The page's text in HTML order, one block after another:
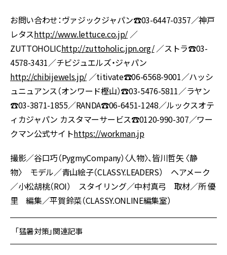
お問い合わせ：ヴァジックジャパン☎︎03-6447-0357／神戸
レタスhttp://www.lettuce.co.jp/ ／
ZUTTOHOLIChttp://zuttoholic.jpn.org/／ストラ☎︎03-
4578-3431／チビジュエルズ・ジャパン
http://chibijewels.jp/／titivate☎︎06-6568-9001／ハッシ
ュニュアンス（オンワード樫山）☎︎03-5476-5811／ラヤン
☎︎03-3871-1855／RANDA☎︎06-6451-1248／ルックスオテ
ィカジャパン カスタマーサービス☎︎0120-990-307／ワー
クマン公式サイトhttps://workman.jp
撮影／谷口巧（PygmyCompany）〈人物〉、皆川哲矢 〈静
物〉 モデル／青山絵子（CLASSY.LEADERS） ヘアメーク
／小松胡桃（ROI） スタイリング／中村真弓 取材／所 優
里 編集／平賀鈴菜（CLASSY.ONLINE編集室）
「猛暑対策」関連記事